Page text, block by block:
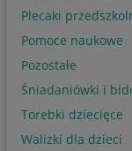
Plecaki
Pomoce naukowe
Pozostałe
Śniadaniówki i
Torebki dziecięce
Walizki dla dzieci